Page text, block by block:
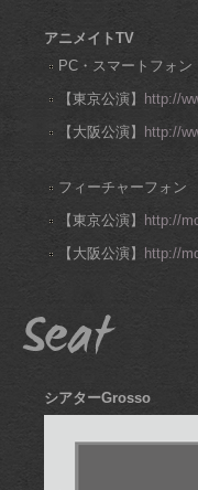
アニメイトTV
PC・スマートフォン
【東京公演】
http://
【大阪公演】
http://
フィーチャーフォン
【東京公演】
http://
【大阪公演】
http://
シアターGrosso